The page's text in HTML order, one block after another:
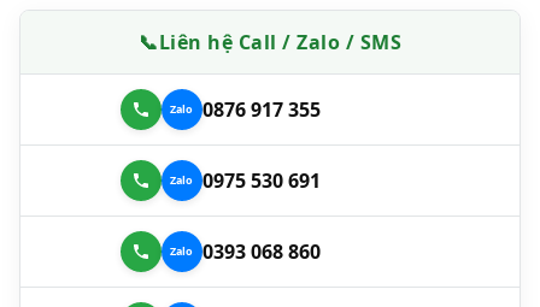
📞Liên hệ Call / Zalo / SMS
0876 917 355
0975 530 691
0393 068 860